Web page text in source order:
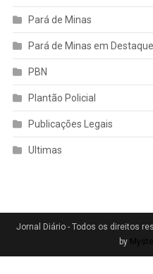
Pará de Minas
Pará de Minas em Destaque
PBN
Plantão Policial
Publicações Legais
Ultimas
Jornal Diário - Todos os direitos
by